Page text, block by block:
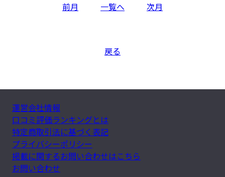
前月 一覧へ 次月
戻る
運営会社情報
口コミ評価ランキングとは
特定商取引法に基づく表記
プライバシーポリシー
掲載に関するお問い合わせはこちら
お問い合わせ